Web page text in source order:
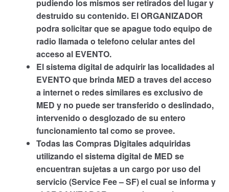
pudiendo los mismos ser retirados del lugar y
destruido su contenido. El ORGANIZADOR
podra solicitar que se apague todo equipo de
radio llamada o telefono celular antes del
acceso al EVENTO.
El sistema digital de adquirir las localidades al
EVENTO que brinda MED a traves del acceso
a internet o redes similares es exclusivo de
MED y no puede ser transferido o deslindado,
intervenido o desglozado de su entero
funcionamiento tal como se provee.
Todas las Compras Digitales adquiridas
utilizando el sistema digital de MED se
encuentran sujetas a un cargo por uso del
servicio (Service Fee – SF) el cual se informa y